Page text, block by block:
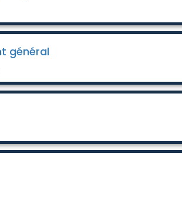
général